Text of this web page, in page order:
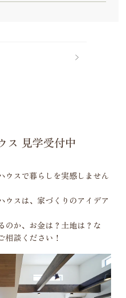
ス 見学受付中
ウスで暮らしを実感しません
ウスは、家づくりのアイデア
のか、お金は？土地は？な
相談ください！